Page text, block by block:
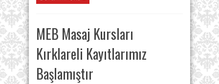
MEB Masaj Kursları
Kırklareli Kayıtlarımız
Başlamıştır